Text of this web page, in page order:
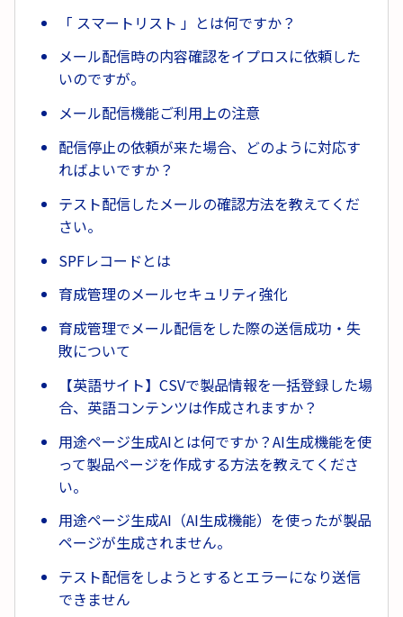
「 スマートリスト 」とは何ですか？
メール配信時の内容確認をイプロスに依頼した
いのですが。
メール配信機能ご利用上の注意
配信停止の依頼が来た場合、どのように対応す
ればよいですか？
テスト配信したメールの確認方法を教えてくだ
さい。
SPFレコードとは
育成管理のメールセキュリティ強化
育成管理でメール配信をした際の送信成功・失
敗について
【英語サイト】CSVで製品情報を一括登録した場
合、英語コンテンツは作成されますか？
用途ページ生成AIとは何ですか？AI生成機能を使
って製品ページを作成する方法を教えてくださ
い。
用途ページ生成AI（AI生成機能）を使ったが製品
ページが生成されません。
テスト配信をしようとするとエラーになり送信
できません